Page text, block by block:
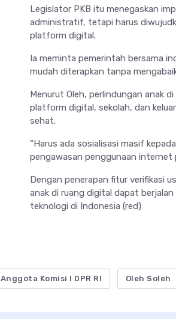
Legislator PKB itu menegaskan
administratif, tetapi harus
platform digital.
Ia meminta pemerintah bersama
mudah diterapkan tanpa
Menurut Oleh, perlindungan anak
platform digital, sekolah, dan
sehat.
“Harus ada sosialisasi masif
pengawasan penggunaan internet
Dengan penerapan fitur verifikasi
anak di ruang digital dapat
teknologi di Indonesia (red)
Anggota Komisi I DPR RI Oleh Soleh